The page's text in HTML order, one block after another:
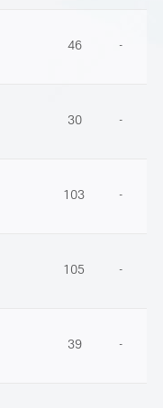
46 -
30 -
103 -
105 -
39 -